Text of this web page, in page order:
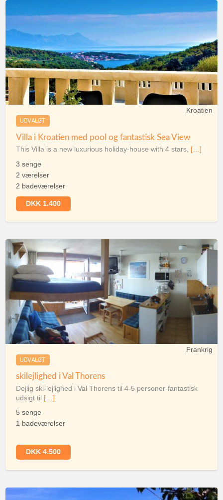
UDVALGT
Kroatien
Villa i Kroatien med pool og fantastisk Sea View
This Villa is a new luxurious holiday-house with 4 stars, […]
3 senge
2 værelser
2 badeværelser
DKK 1.400
UDVALGT
Frankrig
skilejlighed i Val Thorens
Dejlig ski-lejlighed i Val Thorens til 4-5 personer-fantastisk
udsigt til […]
5 senge
1 badeværelser
DKK 4.500